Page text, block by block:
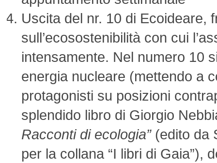
Uscita del nr. 10 di Ecoideare,
sull’ecosostenibilità con cui
intensamente. Nel numero 10
energia nucleare (mettendo a
protagonisti su posizioni
splendido libro di Giorgio
Racconti di ecologia”(edito da
per la collana “I libri di Gaia”),